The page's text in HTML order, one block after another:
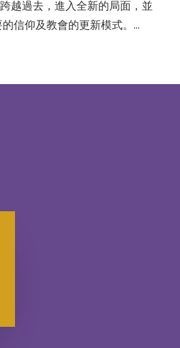
越過去，進入全新的局面，並
信仰及教會的更新模式。…